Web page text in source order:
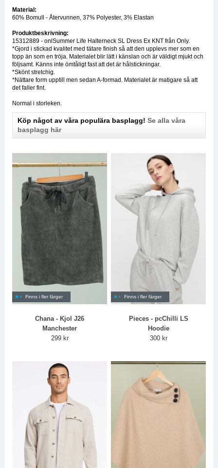
Material:
60% Bomull - Återvunnen, 37% Polyester, 3% Elastan
Produktbeskrivning:
15312889 - onlSummer Life Halterneck SL Dress Ex KNT från Only.
*Gjord i stickad kvalitet med tätare finish så att den upplevs mer som en
topp än som en tröja. Materialet blir lätt i känslan och är väldigt mjukt och
följsamt. Känns inte ömtåligt fast att det är hålstickningar.
*Skönt stretchig.
*Nättare form upptill men sedan A-formad. Materialet är matigare så att
det faller fint.
Normal i storleken.
Köp något av våra populära basplagg! Se alla våra
basplagg här
Finns i fler färger
Chana - Kjol J26
Manchester
299 kr
Finns i fler färger
Pieces - pcChilli LS
Hoodie
300 kr